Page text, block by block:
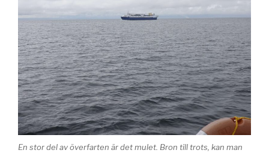
En stor del av överfarten är det mulet. Bron till trots, kan man